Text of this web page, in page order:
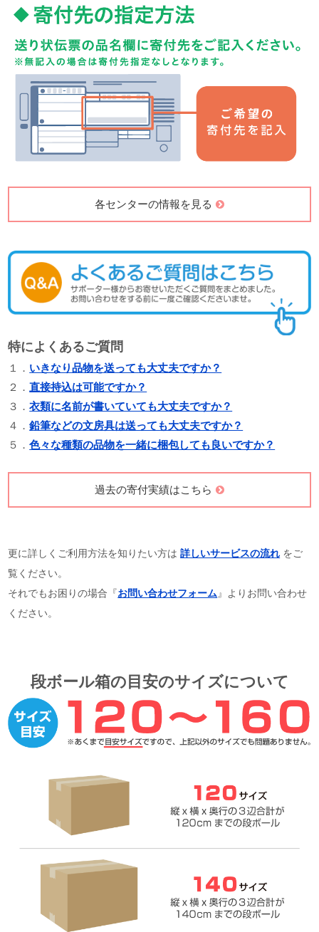
各センターの情報を見る
特によくあるご質問
１． いきなり品物を送っても大丈夫ですか？
２．直接持込は可能ですか？
３．衣類に名前が書いていても大丈夫ですか？
４．鉛筆などの文房具は送っても大丈夫ですか？
５．色々な種類の品物を一緒に梱包しても良いですか？
過去の寄付実績はこちら
更に詳しくご利用方法を知りたい方は詳しいサービスの流れ をご
覧ください。
それでもお困りの場合『お問い合わせフォーム』よりお問い合わせ
ください。
段ボール箱の目安のサイズについて